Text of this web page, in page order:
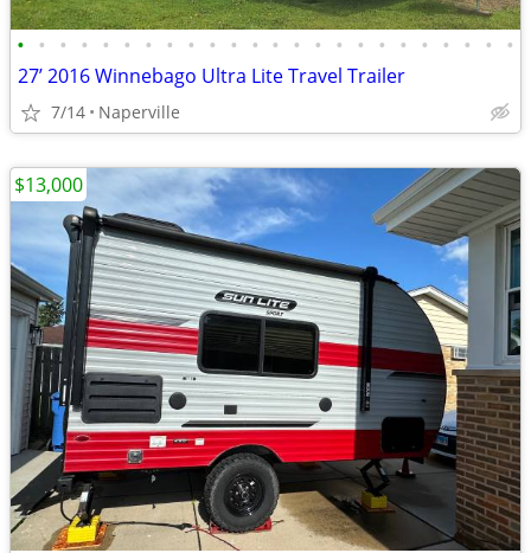
• • • • • • • • • • • • • • • • • • • • • • • •
27’ 2016 Winnebago Ultra Lite Travel Trailer
7/14 Naperville
$13,000